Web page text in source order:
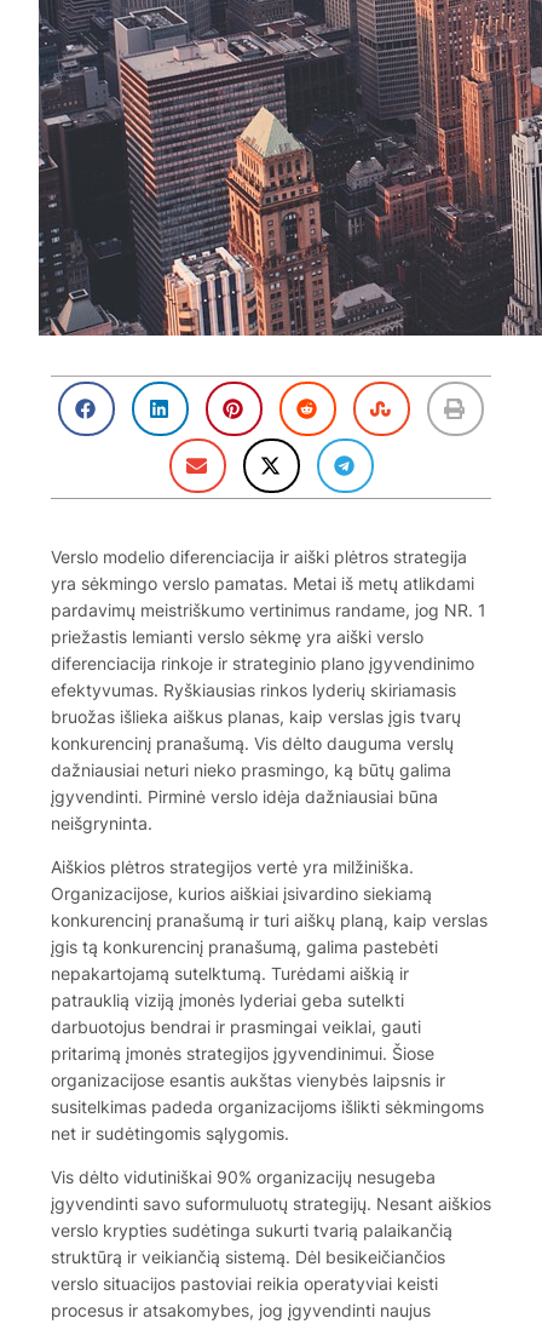
Verslo modelio diferenciacija ir aiški plėtros strategija
yra sėkmingo verslo pamatas. Metai iš metų atlikdami
pardavimų meistriškumo vertinimus randame, jog NR. 1
priežastis lemianti verslo sėkmę yra aiški verslo
diferenciacija rinkoje ir strateginio plano įgyvendinimo
efektyvumas. Ryškiausias rinkos lyderių skiriamasis
bruožas išlieka aiškus planas, kaip verslas įgis tvarų
konkurencinį pranašumą. Vis dėlto dauguma verslų
dažniausiai neturi nieko prasmingo, ką būtų galima
įgyvendinti. Pirminė verslo idėja dažniausiai būna
neišgryninta.
Aiškios plėtros strategijos vertė yra milžiniška.
Organizacijose, kurios aiškiai įsivardino siekiamą
konkurencinį pranašumą ir turi aiškų planą, kaip verslas
įgis tą konkurencinį pranašumą, galima pastebėti
nepakartojamą sutelktumą. Turėdami aiškią ir
patrauklią viziją įmonės lyderiai geba sutelkti
darbuotojus bendrai ir prasmingai veiklai, gauti
pritarimą įmonės strategijos įgyvendinimui. Šiose
organizacijose esantis aukštas vienybės laipsnis ir
susitelkimas padeda organizacijoms išlikti sėkmingoms
net ir sudėtingomis sąlygomis.
Vis dėlto vidutiniškai 90% organizacijų nesugeba
įgyvendinti savo suformuluotų strategijų. Nesant aiškios
verslo krypties sudėtinga sukurti tvarią palaikančią
struktūrą ir veikiančią sistemą. Dėl besikeičiančios
verslo situacijos pastoviai reikia operatyviai keisti
procesus ir atsakomybes, jog įgyvendinti naujus